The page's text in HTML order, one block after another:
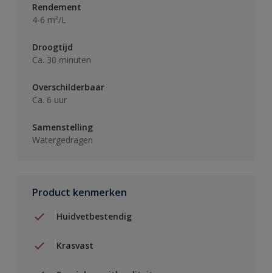
Rendement
4-6 m²/L
Droogtijd
Ca. 30 minuten
Overschilderbaar
Ca. 6 uur
Samenstelling
Watergedragen
Product kenmerken
Huidvetbestendig
Krasvast